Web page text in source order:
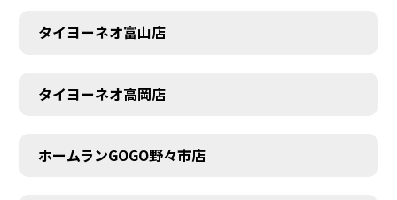
タイヨーネオ富山店
タイヨーネオ高岡店
ホームランGOGO野々市店